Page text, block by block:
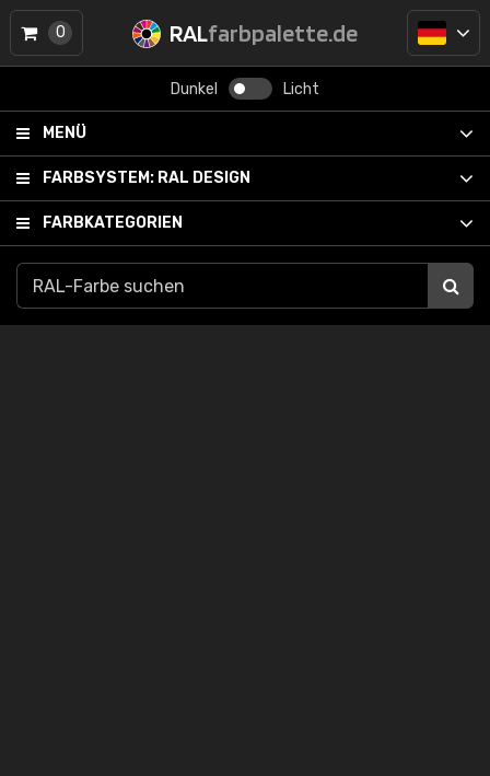
RALfarbpalette.de
Dunkel Licht
MENÜ
FARBSYSTEM: RAL DESIGN
FARBKATEGORIEN
0